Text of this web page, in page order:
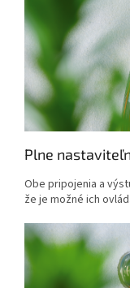
Plne
Obe pripojenia a
že je možné ich